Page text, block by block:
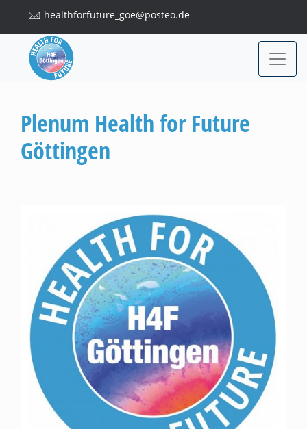
healthforfuture_goe@posteo.de
Plenum Health for Future
Göttingen